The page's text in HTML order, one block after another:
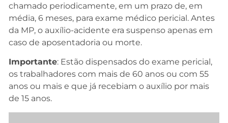
chamado periodicamente, em um prazo de, em
média, 6 meses, para exame médico pericial. Antes
da MP, o auxílio-acidente era suspenso apenas em
caso de aposentadoria ou morte.
Importante: Estão dispensados do exame pericial,
os trabalhadores com mais de 60 anos ou com 55
anos ou mais e que já recebiam o auxílio por mais
de 15 anos.